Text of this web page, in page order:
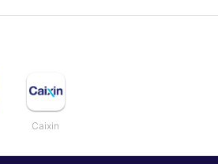
Caixin